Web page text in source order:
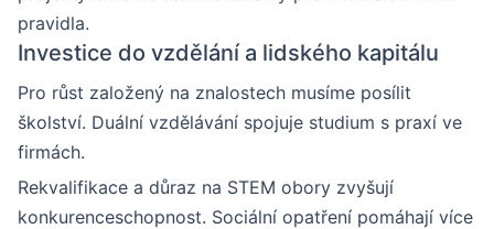
pravidla.
Investice do vzdělání a lidského kapitálu
Pro růst založený na znalostech musíme posílit
školství. Duální vzdělávání spojuje studium s praxí ve
firmách.
Rekvalifikace a důraz na STEM obory zvyšují
konkurenceschopnost. Sociální opatření pomáhají více